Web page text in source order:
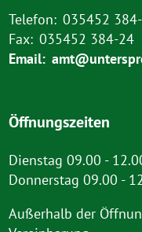
Telefon: 035452
Fax: 035452 384-24
Email:
Öffnungszeiten
Dienstag 09.00 -
Donnerstag 09.00 -
Außerhalb der